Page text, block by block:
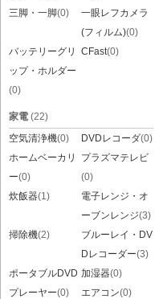
三脚・一脚(0)
一眼レフカメラ
(フィルム)(0)
バッテリーグリ
ップ・ホルダー
(0)
CFast(0)
家電 (22)
空気清浄機(0) DVDレコーダ(0)
ホームベーカリ
ー(0)
プラズマテレビ
(0)
炊飯器(1)
電子レンジ・オ
ーブンレンジ(3)
掃除機(2)
ブルーレイ・DV
Dレコーダー(3)
ポータブルDVD
プレーヤー(0)
加湿器(0)
エアコン(0)